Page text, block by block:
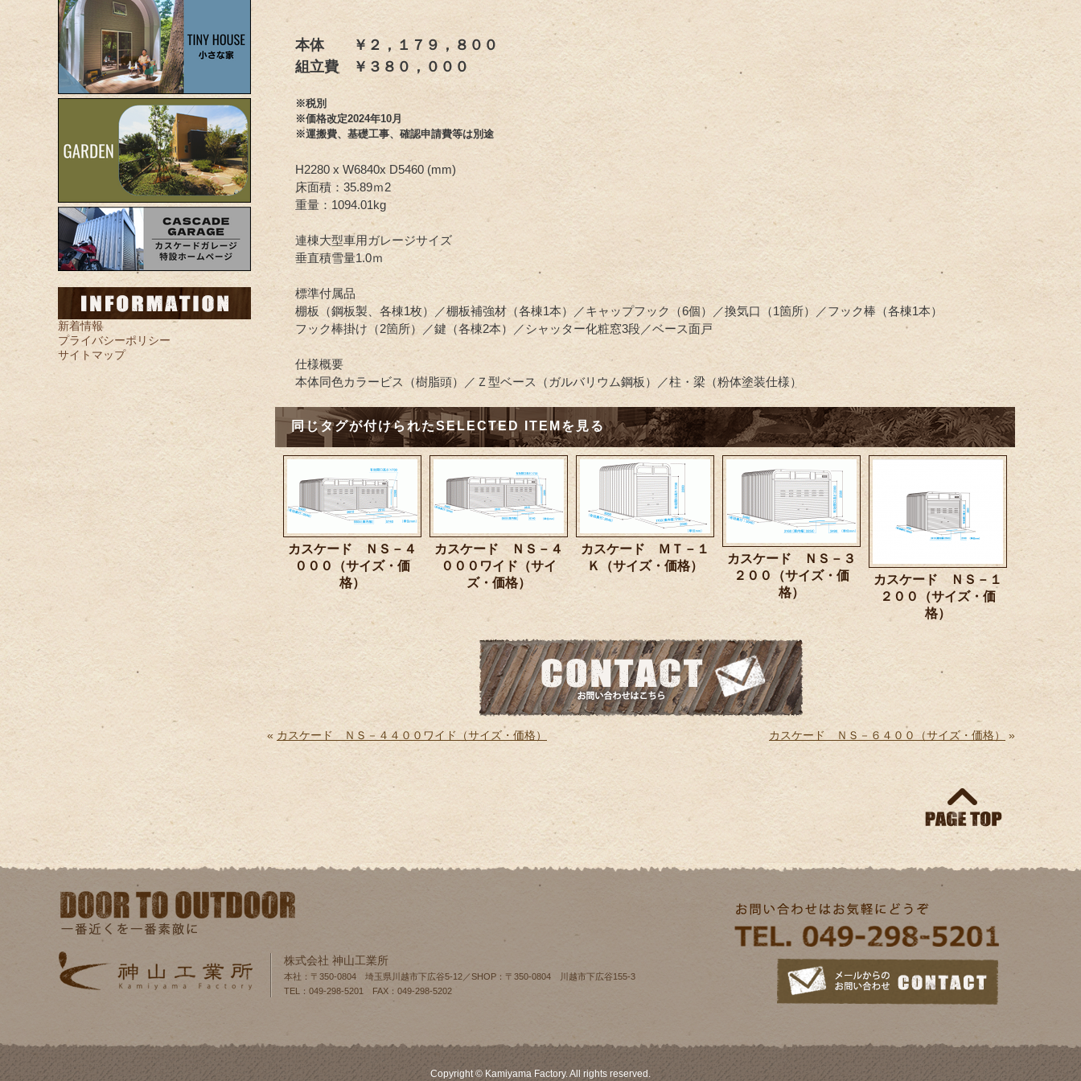
本体 ￥２，１７９，８００
組立費 ￥３８０，０００
※税別
※価格改定2024年10月
※運搬費、基礎工事、確認申請費等は別途
H2280 x W6840x D5460 (mm)
床面積：35.89ｍ2
重量：1094.01kg
連棟大型車用ガレージサイズ
垂直積雪量1.0ｍ
標準付属品
棚板（鋼板製、各棟1枚）／棚板補強材（各棟1本）／キャップフック（6個）／換気口（1箇所）／フック棒（各棟1本）
フック棒掛け（2箇所）／鍵（各棟2本）／シャッター化粧窓3段／ベース面戸
仕様概要
本体同色カラービス（樹脂頭）／Ｚ型ベース（ガルバリウム鋼板）／柱・梁（粉体塗装仕様）
同じタグが付けられたSELECTED ITEMを見る
カスケード ＮＳ－４
０００（サイズ・価
格）
カスケード ＮＳ－４
０００ワイド（サイ
ズ・価格）
カスケード ＭＴ－１
Ｋ（サイズ・価格）
カスケード ＮＳ－３
２００（サイズ・価
格）
カスケード ＮＳ－１
２００（サイズ・価
格）
« カスケード ＮＳ－４４００ワイド（サイズ・価格） カスケード ＮＳ－６４００（サイズ・価格） »
新着情報
プライバシーポリシー
サイトマップ
株式会社 神山工業所
本社：〒350-0804 埼玉県川越市下広谷5-12／SHOP：〒350-0804 川越市下広谷155‐3
TEL：049-298-5201 FAX：049-298-5202
Copyright © Kamiyama Factory. All rights reserved.